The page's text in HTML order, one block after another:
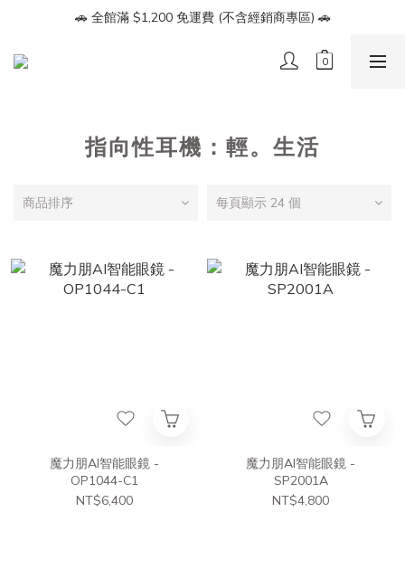
🔥【會員募集】加入LINE好友即享 $100 折價券🔥
🚗 全館滿 $1,200 免運費 (不含經銷商專區) 🚗
🔥【會員募集】加入LINE好友即享 $100 折價券🔥
指向性耳機：輕。生活
商品排序 每頁顯示 24 個
魔力朋AI智能眼鏡 -
OP1044-C1
NT$6,400
魔力朋AI智能眼鏡 -
SP2001A
NT$4,800